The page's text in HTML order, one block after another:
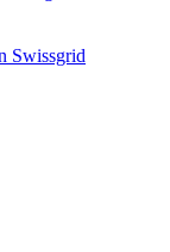
Swissgrid